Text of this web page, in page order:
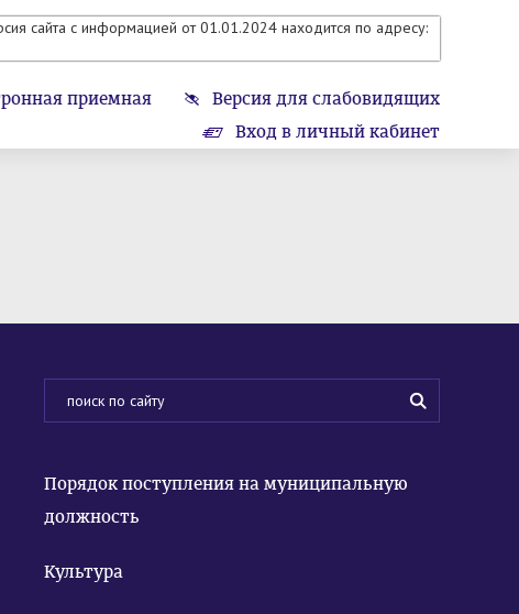
сайта с информацией от 01.01.2024 находится по адресу:
приемная
Версия для слабовидящих
Вход в личный кабинет
Порядок поступления на муниципальную
должность
Культура